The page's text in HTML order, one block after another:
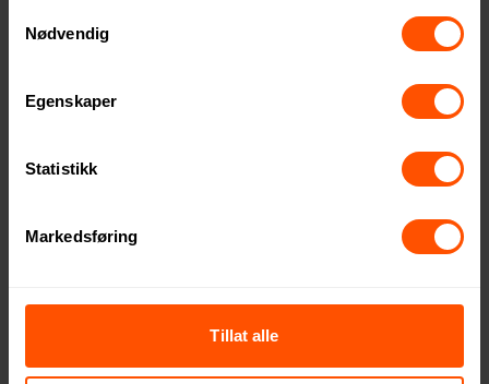
Nødvendig
Egenskaper
Statistikk
Markedsføring
Tillat alle